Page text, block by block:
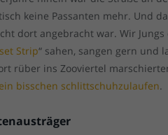
keine Passanten mehr. Und
dort angebracht war. Wir
Strip“ sahen, sangen gern und
rüber ins Zooviertel
bisschen schlittschuhzulaufen.